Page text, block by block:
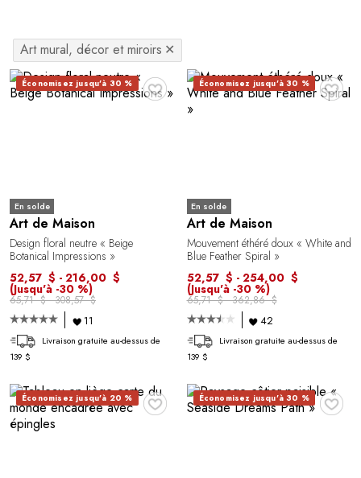
Art mural, décor et miroirs ✕
♥
Économisez jusqu'à 30 %
En solde
Art de Maison
Design floral neutre « Beige
Botanical Impressions »
52,57 $ - 216,00 $
(Jusqu'à -30 %)
65,71 $ - 308,57 $
11
Livraison gratuite au-dessus de
139 $
♥
Économisez jusqu'à 30 %
En solde
Art de Maison
Mouvement éthéré doux « White and
Blue Feather Spiral »
52,57 $ - 254,00 $
(Jusqu'à -30 %)
65,71 $ - 362,86 $
42
Livraison gratuite au-dessus de
139 $
♥
Économisez jusqu'à 20 % ♥
Économisez jusqu'à 30 %